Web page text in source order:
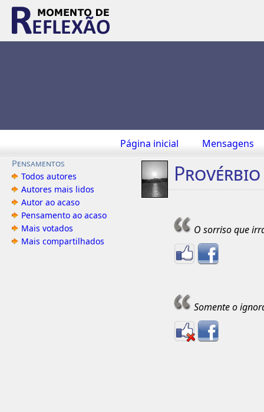
Página inicial Mensagens
Pensamentos
Todos autores
Autores mais lidos
Autor ao acaso
Pensamento ao acaso
Mais votados
Mais compartilhados
O sorriso que
Somente o